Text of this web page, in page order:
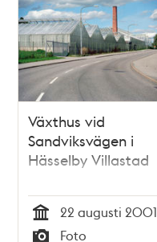
Växthus vid
Sandviksvägen i
Hässelby Villastad
Tid
22 augusti 2001
Foto